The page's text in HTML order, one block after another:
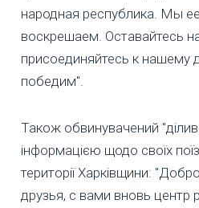
народная республика. Мы
воскрешаем. Оставайтесь
присоединяйтесь к
победим".
Також обвинувачений
інформацією щодо своїх
території Харківщини:
друзья, с вами вновь центр